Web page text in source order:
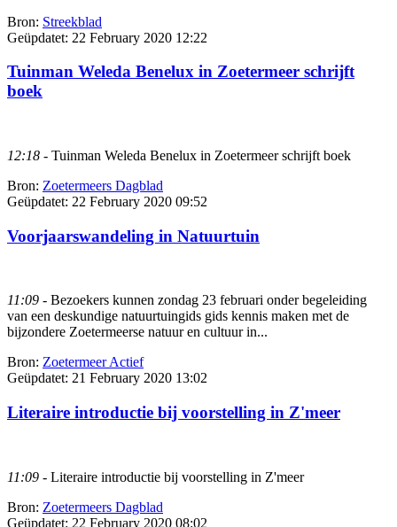
Bron: Streekblad
Geüpdatet: 22 February 2020 12:22
Tuinman Weleda Benelux in Zoetermeer schrijft
boek
12:18 - Tuinman Weleda Benelux in Zoetermeer schrijft boek
Bron: Zoetermeers Dagblad
Geüpdatet: 22 February 2020 09:52
Voorjaarswandeling in Natuurtuin
11:09 - Bezoekers kunnen zondag 23 februari onder begeleiding
van een deskundige natuurtuingids gids kennis maken met de
bijzondere Zoetermeerse natuur en cultuur in...
Bron: Zoetermeer Actief
Geüpdatet: 21 February 2020 13:02
Literaire introductie bij voorstelling in Z'meer
11:09 - Literaire introductie bij voorstelling in Z'meer
Bron: Zoetermeers Dagblad
Geüpdatet: 22 February 2020 08:02